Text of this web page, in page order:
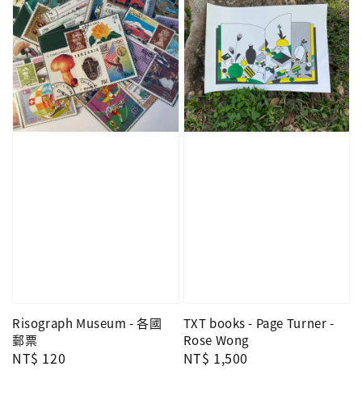
Risograph Museum - 各國
郵票
Regular
NT$ 120
TXT books - Page Turner -
Rose Wong
Regular
NT$ 1,500